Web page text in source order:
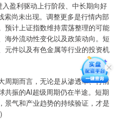
盈利驱动上行阶段、中长期向好
索尚未出现。调整更多是行情内部
预计上证指数维持震荡整理的可能
海外流动性变化以及政策动向。短
元件以及有色金属等行业的投资机
期而言，无论是从渗透率、行情
共振的AI超级周期仍在半途。短期
景气和产业趋势的持续验证，才是